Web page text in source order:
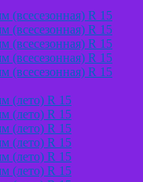
(всесезонная) R 15
(всесезонная) R 15
(всесезонная) R 15
(всесезонная) R 15
(всесезонная) R 15
(лето) R 15
(лето) R 15
(лето) R 15
(лето) R 15
(лето) R 15
(лето) R 15